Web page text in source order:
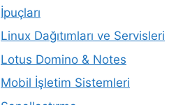
İpuçları
Linux Dağıtımları ve Servisleri
Lotus Domino & Notes
Mobil İşletim Sistemleri